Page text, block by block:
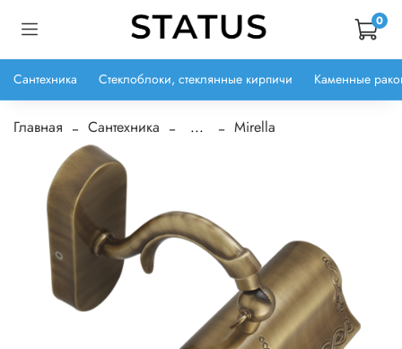
0
Сантехника Стеклоблоки, стеклянные кирпичи Каменные
Главная Сантехника ... Mirella